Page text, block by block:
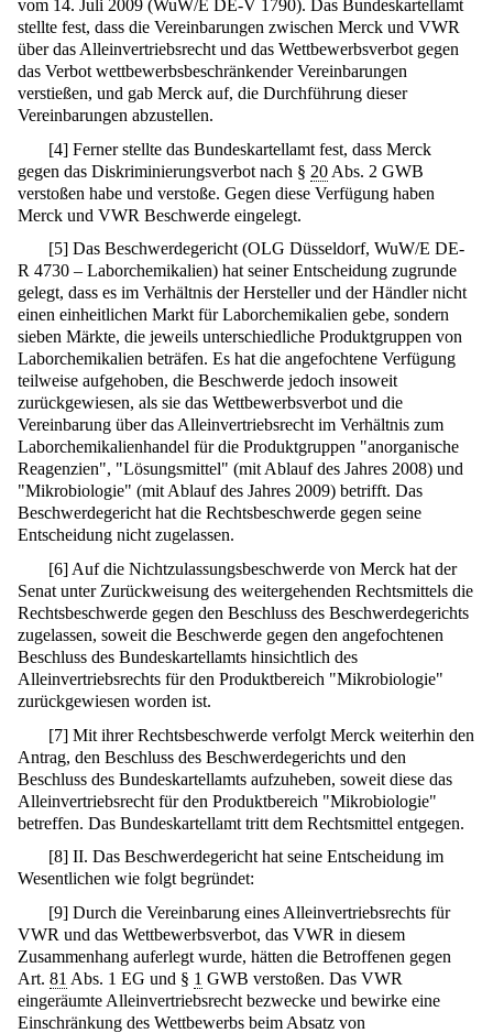
vom 14. Juli 2009 (WuW/E DE-V 1790). Das Bundeskartellamt
stellte fest, dass die Vereinbarungen zwischen Merck und VWR
über das Alleinvertriebsrecht und das Wettbewerbsverbot gegen
das Verbot wettbewerbsbeschränkender Vereinbarungen
verstießen, und gab Merck auf, die Durchführung dieser
Vereinbarungen abzustellen.
[4] Ferner stellte das Bundeskartellamt fest, dass Merck
gegen das Diskriminierungsverbot nach § 20 Abs. 2 GWB
verstoßen habe und verstoße. Gegen diese Verfügung haben
Merck und VWR Beschwerde eingelegt.
[5] Das Beschwerdegericht (OLG Düsseldorf, WuW/E DE-
R 4730 – Laborchemikalien) hat seiner Entscheidung zugrunde
gelegt, dass es im Verhältnis der Hersteller und der Händler nicht
einen einheitlichen Markt für Laborchemikalien gebe, sondern
sieben Märkte, die jeweils unterschiedliche Produktgruppen von
Laborchemikalien beträfen. Es hat die angefochtene Verfügung
teilweise aufgehoben, die Beschwerde jedoch insoweit
zurückgewiesen, als sie das Wettbewerbsverbot und die
Vereinbarung über das Alleinvertriebsrecht im Verhältnis zum
Laborchemikalienhandel für die Produktgruppen "anorganische
Reagenzien", "Lösungsmittel" (mit Ablauf des Jahres 2008) und
"Mikrobiologie" (mit Ablauf des Jahres 2009) betrifft. Das
Beschwerdegericht hat die Rechtsbeschwerde gegen seine
Entscheidung nicht zugelassen.
[6] Auf die Nichtzulassungsbeschwerde von Merck hat der
Senat unter Zurückweisung des weitergehenden Rechtsmittels die
Rechtsbeschwerde gegen den Beschluss des Beschwerdegerichts
zugelassen, soweit die Beschwerde gegen den angefochtenen
Beschluss des Bundeskartellamts hinsichtlich des
Alleinvertriebsrechts für den Produktbereich "Mikrobiologie"
zurückgewiesen worden ist.
[7] Mit ihrer Rechtsbeschwerde verfolgt Merck weiterhin den
Antrag, den Beschluss des Beschwerdegerichts und den
Beschluss des Bundeskartellamts aufzuheben, soweit diese das
Alleinvertriebsrecht für den Produktbereich "Mikrobiologie"
betreffen. Das Bundeskartellamt tritt dem Rechtsmittel entgegen.
[8] II. Das Beschwerdegericht hat seine Entscheidung im
Wesentlichen wie folgt begründet:
[9] Durch die Vereinbarung eines Alleinvertriebsrechts für
VWR und das Wettbewerbsverbot, das VWR in diesem
Zusammenhang auferlegt wurde, hätten die Betroffenen gegen
Art. 81 Abs. 1 EG und § 1 GWB verstoßen. Das VWR
eingeräumte Alleinvertriebsrecht bezwecke und bewirke eine
Einschränkung des Wettbewerbs beim Absatz von